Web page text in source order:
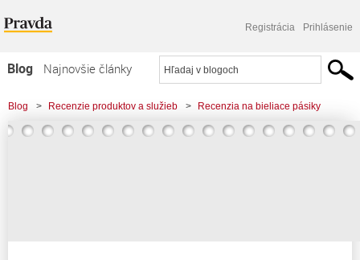
Registrácia Prihlásenie
Blog
Najnovšie články
Najčítanejšie články
Najkomentovanejšie články
Blog > Recenzie produktov a služieb > Recenzia na bieliace pásiky